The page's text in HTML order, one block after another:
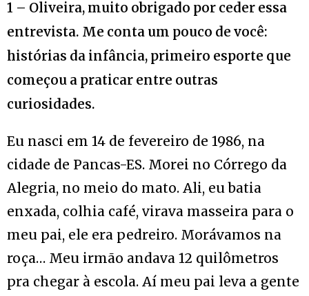
1 – Oliveira, muito obrigado por ceder essa
entrevista. Me conta um pouco de você:
histórias da infância, primeiro esporte que
começou a praticar entre outras
curiosidades.
Eu nasci em 14 de fevereiro de 1986, na
cidade de Pancas-ES. Morei no Córrego da
Alegria, no meio do mato. Ali, eu batia
enxada, colhia café, virava masseira para o
meu pai, ele era pedreiro. Morávamos na
roça… Meu irmão andava 12 quilômetros
pra chegar à escola. Aí meu pai leva a gente